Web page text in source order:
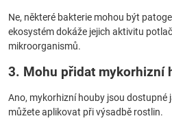
Ne, některé bakterie mohou být
ekosystém dokáže jejich aktivitu
mikroorganismů.
3. Mohu přidat mykorhizní
Ano, mykorhizní houby jsou dostupné
můžete aplikovat při výsadbě rostlin.